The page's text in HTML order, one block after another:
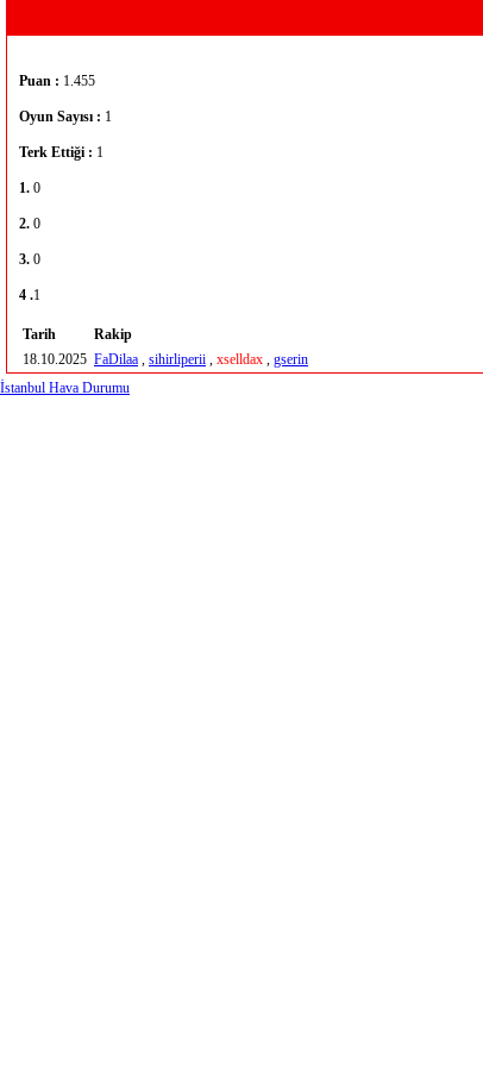
Puan : 1.455
Oyun Sayısı : 1
Terk Ettiği : 1
1. 0
2. 0
3. 0
4 .1
Tarih Rakip
18.10.2025 FaDilaa , sihirliperii , xselldax , gserin
İstanbul Hava Durumu